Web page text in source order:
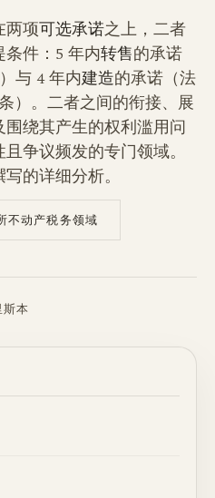
两项可选承诺之上，二者
件：5 年内转售的承诺
与 4 年内建造的承诺（法
）。二者之间的衔接、展
绕其产生的权利滥用问
争议频发的专门领域。
的详细分析。
不动产税务领域
斯本